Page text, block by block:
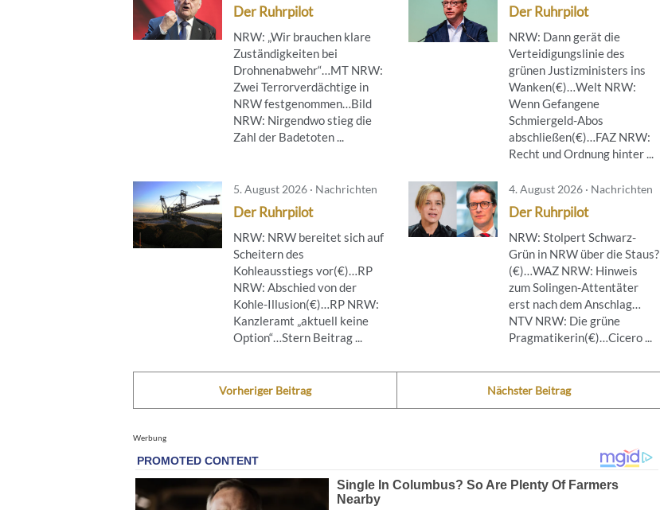
Der Ruhrpilot
NRW: „Wir brauchen klare
Zuständigkeiten bei
Drohnenabwehr“…MT NRW:
Zwei Terrorverdächtige in
NRW festgenommen…Bild
NRW: Nirgendwo stieg die
Zahl der Badetoten ...
Der Ruhrpilot
NRW: Dann gerät die
Verteidigungslinie des
grünen Justizministers ins
Wanken(€)…Welt NRW:
Wenn Gefangene
Schmiergeld-Abos
abschließen(€)…FAZ NRW:
Recht und Ordnung hinter ...
5. August 2026 · Nachrichten
Der Ruhrpilot
NRW: NRW bereitet sich auf
Scheitern des
Kohleausstiegs vor(€)…RP
NRW: Abschied von der
Kohle-Illusion(€)…RP NRW:
Kanzleramt „aktuell keine
Option“…Stern Beitrag ...
4. August 2026 · Nachrichten
Der Ruhrpilot
NRW: Stolpert Schwarz-
Grün in NRW über die Staus?
(€)…WAZ NRW: Hinweis
zum Solingen-Attentäter
erst nach dem Anschlag…
NTV NRW: Die grüne
Pragmatikerin(€)…Cicero ...
Vorheriger Beitrag Nächster Beitrag
Werbung